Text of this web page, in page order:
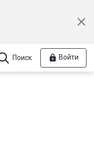
Поиск Войти